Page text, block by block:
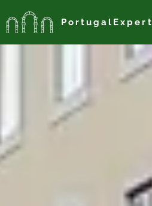
PortugalExpert